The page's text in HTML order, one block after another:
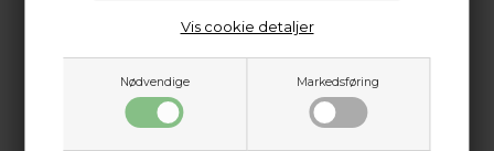
Nødvendige Markedsføring
Vis cookie detaljer
martin@baldurs-archery.dk
+45 9718 3356